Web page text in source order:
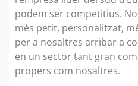
podem ser competitius.
més petit, personalitzat,
per a nosaltres arribar a
en un sector tant gran
propers com nosaltres.